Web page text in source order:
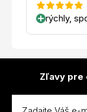
rýchly,
Zľavy pre